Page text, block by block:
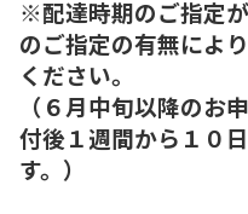
※配達時期のご指定
のご指定の有無によ
ください。
（６月中旬以降のお
付後１週間から１０
す。）